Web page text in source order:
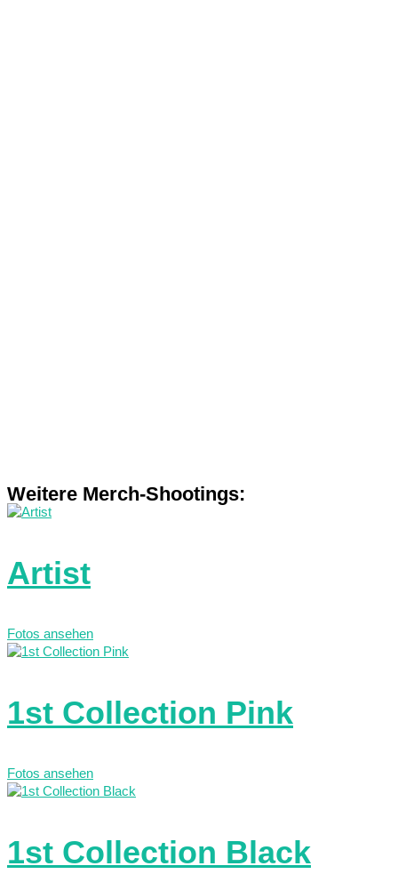
Weitere Merch-Shootings:
Artist
Fotos ansehen
1st Collection Pink
Fotos ansehen
1st Collection Black